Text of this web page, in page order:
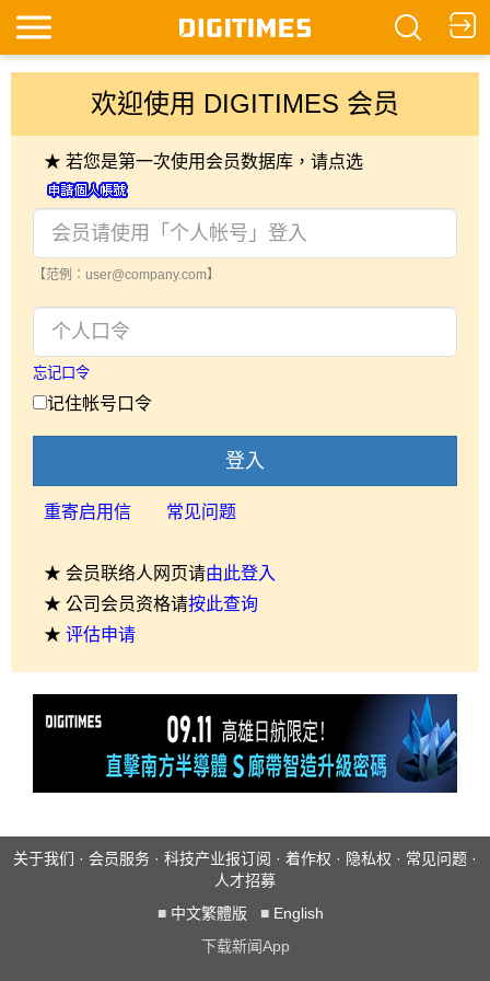
欢迎使用 DIGITIMES 会员
★ 若您是第一次使用会员数据库，请点选
【范例：user@company.com】
忘记口令
记住帐号口令
登入
重寄启用信 常见问题
★ 会员联络人网页请由此登入
★ 公司会员资格请按此查询
★ 评估申请
关于我们 · 会员服务 · 科技产业报订阅 · 着作权 · 隐私权 · 常见问题 ·
人才招募
■ 中文繁體版 ■ English
下载新闻App